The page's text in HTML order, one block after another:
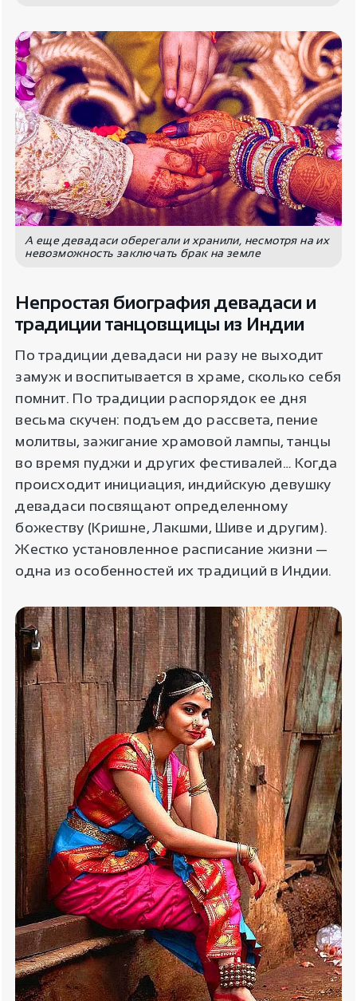
А еще девадаси оберегали и хранили, несмотря на их
невозможность заключать брак на земле
Непростая биография девадаси и
традиции танцовщицы из Индии
По традиции девадаси ни разу не выходит
замуж и воспитывается в храме, сколько себя
помнит. По традиции распорядок ее дня
весьма скучен: подъем до рассвета, пение
молитвы, зажигание храмовой лампы, танцы
во время пуджи и других фестивалей… Когда
происходит инициация, индийскую девушку
девадаси посвящают определенному
божеству (Кришне, Лакшми, Шиве и другим).
Жестко установленное расписание жизни —
одна из особенностей их традиций в Индии.